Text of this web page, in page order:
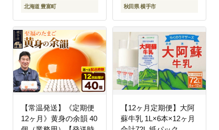
北海道 豊富町
たまご タマゴ 10か月
開始時期選べる]
秋田県 横手市
【常温発送】《定期便
12ヶ月》黄身の余韻 40
【12ヶ月定期便】大阿
蘇牛乳 1L×6本×12ヶ月